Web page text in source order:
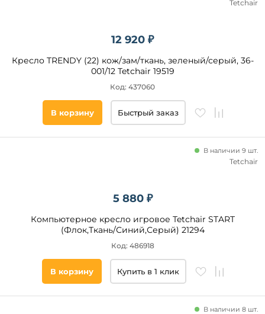
12 920 ₽
Кресло TRENDY (22) кож/зам/ткань, зеленый/серый, 36-
001/12 Tetchair 19519
Код: 437060
Tetchair
В корзину Быстрый заказ
5 880 ₽
Компьютерное кресло игровое Tetchair START
(Флок,Ткань/Синий,Серый) 21294
В наличии 9 шт.
Код: 486918
Tetchair
В корзину Купить в 1 клик
В наличии 8 шт.